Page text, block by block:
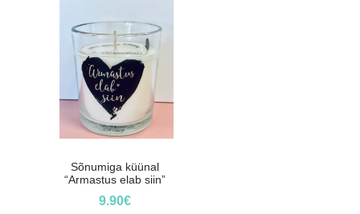
Sõnumiga küünal
“Armastus elab siin”
9.90€